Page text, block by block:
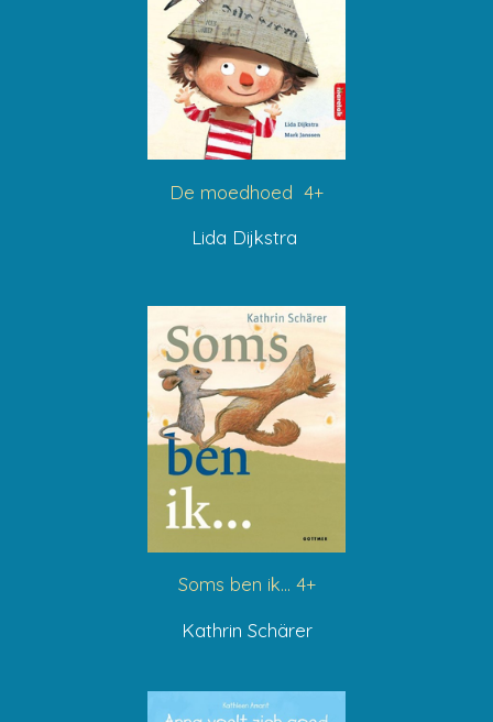
De moedhoed 4+
Lida Dijkstra
Soms ben ik... 4+
Kathrin Schärer